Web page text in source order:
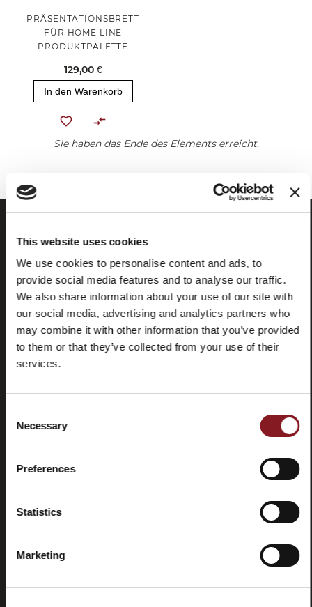
This website uses cookies
We use cookies to personalise content and ads, to
provide social media features and to analyse our traffic.
We also share information about your use of our site with
our social media, advertising and analytics partners who
may combine it with other information that you’ve provided
to them or that they’ve collected from your use of their
services.
Selection
Necessary
Preferences
Statistics
Marketing
PRÄSENTATIONSBRETT
FÜR HOME LINE
PRODUKTPALETTE
129,00 €
In den Warenkorb
Sie haben das Ende des Elements erreicht.
Häufig
(FAQ)
Store